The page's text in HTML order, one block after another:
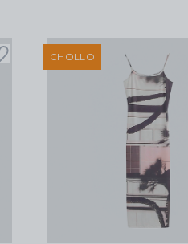
CHOLLO